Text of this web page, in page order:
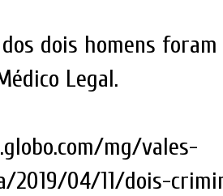
dois homens
Legal.
mg/vales-
2019/04/11/dois-